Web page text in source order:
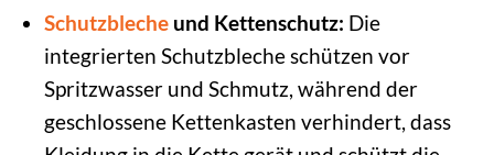
Schutzblecheund Kettenschutz: Die
integrierten Schutzbleche schützen vor
Spritzwasser und Schmutz, während der
geschlossene Kettenkasten verhindert, dass